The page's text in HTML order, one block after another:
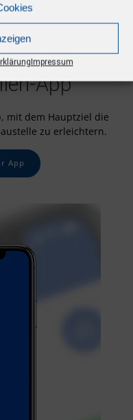
Impressum
APP
App
mit dem Hauptziel die
zu erleichtern.
App